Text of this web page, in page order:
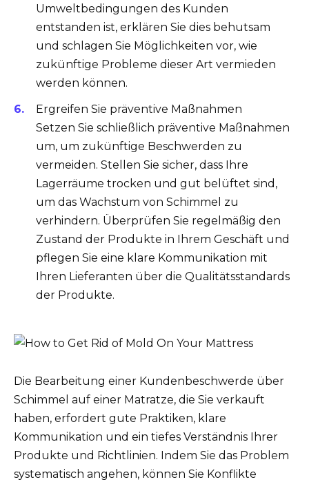
Umweltbedingungen des Kunden
entstanden ist, erklären Sie dies behutsam
und schlagen Sie Möglichkeiten vor, wie
zukünftige Probleme dieser Art vermieden
werden können.
Ergreifen Sie präventive Maßnahmen
Setzen Sie schließlich präventive Maßnahmen
um, um zukünftige Beschwerden zu
vermeiden. Stellen Sie sicher, dass Ihre
Lagerräume trocken und gut belüftet sind,
um das Wachstum von Schimmel zu
verhindern. Überprüfen Sie regelmäßig den
Zustand der Produkte in Ihrem Geschäft und
pflegen Sie eine klare Kommunikation mit
Ihren Lieferanten über die Qualitätsstandards
der Produkte.
Die Bearbeitung einer Kundenbeschwerde über
Schimmel auf einer Matratze, die Sie verkauft
haben, erfordert gute Praktiken, klare
Kommunikation und ein tiefes Verständnis Ihrer
Produkte und Richtlinien. Indem Sie das Problem
systematisch angehen, können Sie Konflikte